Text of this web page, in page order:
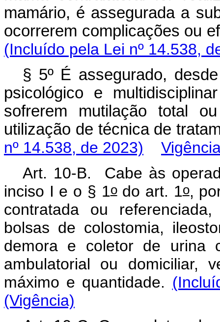
mamário, é assegurada a
ocorrerem complicações ou
(Incluído pela Lei nº 14.538,
§ 5º É assegurado,
psicológico e
sofrerem mutilação total
utilização de técnica de
nº 14.538, de 2023)
Art. 10-B. Cabe às
inciso I e o § 1odo art. 1o,
contratada ou
bolsas de colostomia,
demora e coletor de urina
ambulatorial ou domiciliar,
máximo e quantidade.
(Vigência)